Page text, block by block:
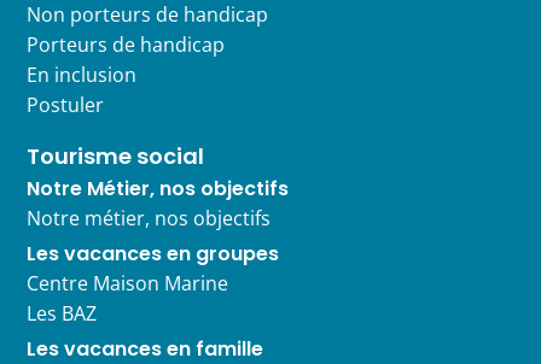
Non porteurs de handicap
Porteurs de handicap
En inclusion
Postuler
Tourisme social
Notre Métier, nos objectifs
Notre métier, nos objectifs
Les vacances en groupes
Centre Maison Marine
Les BAZ
Les vacances en famille